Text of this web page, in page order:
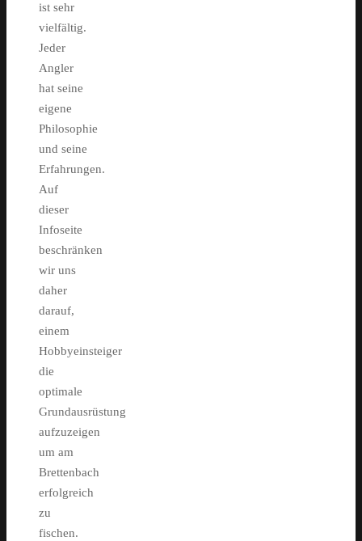
ist sehr
vielfältig.
Jeder
Angler
hat seine
eigene
Philosophie
und seine
Erfahrungen.
Auf
dieser
Infoseite
beschränken
wir uns
daher
darauf,
einem
Hobbyeinsteiger
die
optimale
Grundausrüstung
aufzuzeigen
um am
Brettenbach
erfolgreich
zu
fischen.